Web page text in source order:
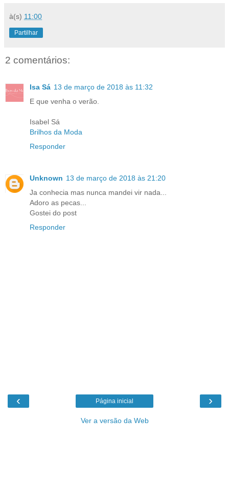
à(s) 11:00
Partilhar
2 comentários:
Isa Sá 13 de março de 2018 às 11:32
E que venha o verão.
Isabel Sá
Brilhos da Moda
Responder
Unknown 13 de março de 2018 às 21:20
Ja conhecia mas nunca mandei vir nada...
Adoro as pecas...
Gostei do post
Responder
‹ ›
Página inicial
Ver a versão da Web